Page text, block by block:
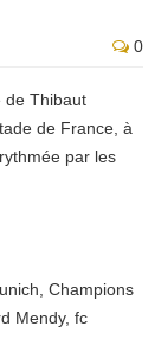
0
de Thibaut
de France, à
par les
Champions
Mendy, fc